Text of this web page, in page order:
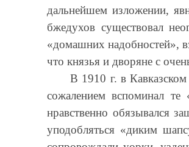
дальнейшем изложении,
бжедухов существовал
«домашних надобностей»,
что князья и дворяне с
В 1910 г. в
сожалением вспоминал
нравственно обязывался
уподобляться «диким